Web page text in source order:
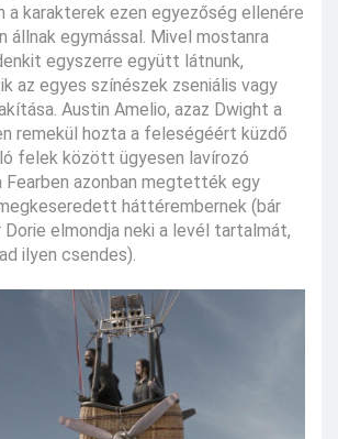
a karakterek ezen egyezőség ellenére
állnak egymással. Mivel mostanra
egyszerre együtt látnunk,
az egyes színészek zseniális vagy
Austin Amelio, azaz Dwight a
remekül hozta a feleségéért küzdő
felek között ügyesen lavírozó
Fearben azonban megtették egy
háttérembernek (bár
elmondja neki a levél tartalmát,
ilyen csendes).